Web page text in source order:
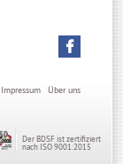
Über uns
Impressum
Der BDSF ist zertifiziert
nach ISO 9001:2015